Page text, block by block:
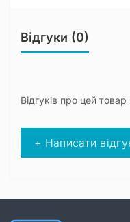
Відгуки (0)
Відгуків про цей
+ Написати